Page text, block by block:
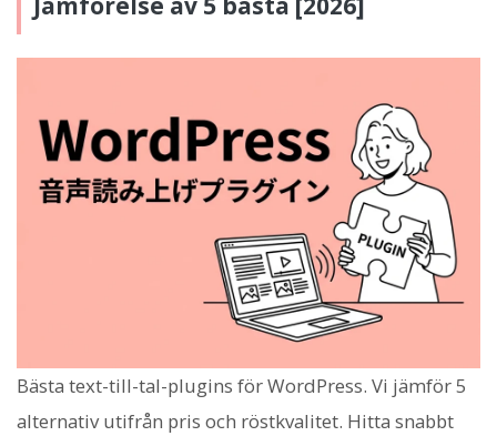
Bästa text-till-tal-plugins för WordPress. Vi jämför 5
alternativ utifrån pris och röstkvalitet. Hitta snabbt